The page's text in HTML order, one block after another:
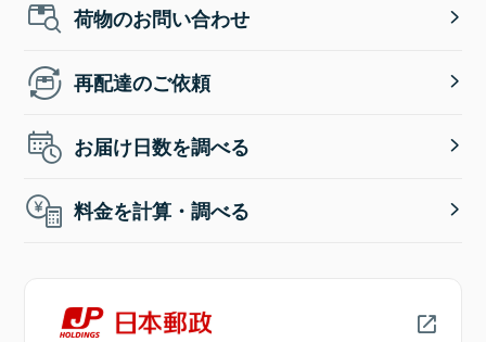
荷物のお問い合わせ
再配達のご依頼
お届け日数を調べる
料金を計算・調べる